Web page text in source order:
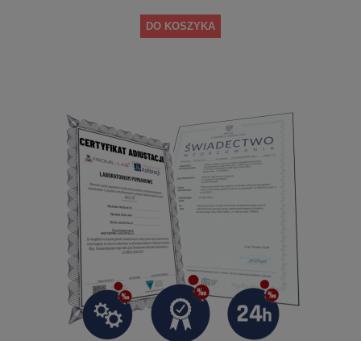
DO KOSZYKA